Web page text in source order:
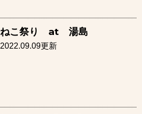
ねこ祭り at 湯島
2022.09.09更新